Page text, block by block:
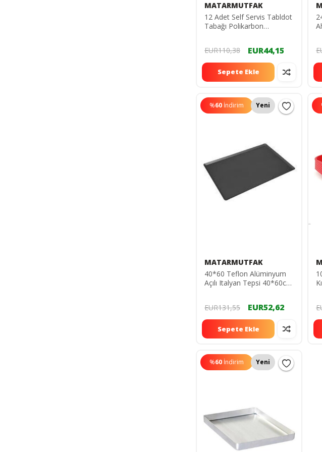
MATARMUTFAK
12 Adet Self Servis Tabldot
Tabağı Polikarbon
EUR110,38 EUR44,15
Sepete Ekle
%60 İndirim Yeni
MATARMUTFAK
40*60 Teflon Alüminyum
Açılı Italyan Tepsi 40*60cm
EUR131,55 EUR52,62
Sepete Ekle
%60 İndirim Yeni